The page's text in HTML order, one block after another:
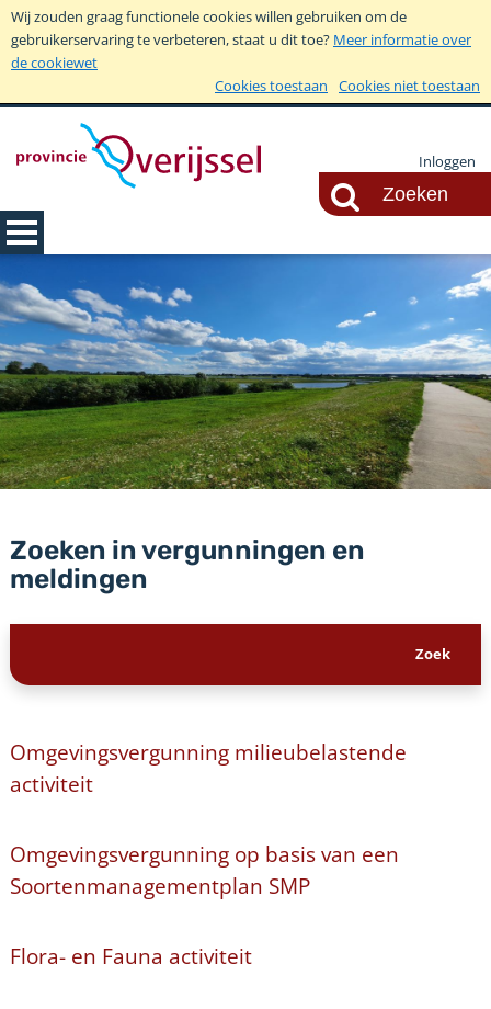
Wij zouden graag functionele cookies willen gebruiken om de
gebruikerservaring te verbeteren, staat u dit toe? Meer informatie over
de cookiewet
Cookies toestaan
Cookies niet toestaan
Inloggen
Zoeken in vergunningen en
meldingen
Omgevingsvergunning milieubelastende
activiteit
Omgevingsvergunning op basis van een
Soortenmanagementplan SMP
Flora- en Fauna activiteit